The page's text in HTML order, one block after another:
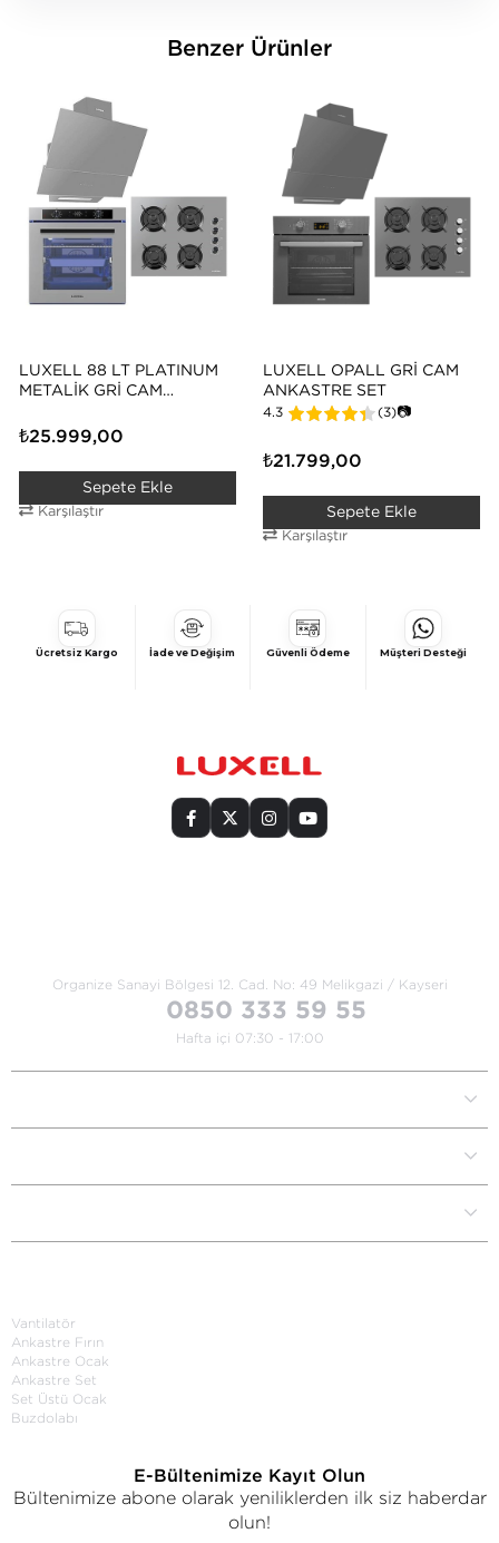
Benzer Ürünler
LUXELL 88 LT PLATINUM
METALIK GRI CAM
₺25.999,00
Sepete Ekle
Karşılaştır
LUXELL OPALL GRI CAM
ANKASTRE SET
4.3 (3)📷
₺21.799,00
Sepete Ekle
Karşılaştır
Ücretsiz Kargo İade ve Değişim Güvenli Ödeme Müşteri Desteği
Organize Sanayi Bölgesi 12. Cad. No: 49 Melikgazi / Kayseri
0850 333 59 55
Hafta içi 07:30 - 17:00
Vantilatör
Ankastre Fırın
Ankastre Ocak
Ankastre Set
Set Üstü Ocak
Buzdolabı
E-Bültenimize Kayıt Olun
Bültenimize abone olarak yeniliklerden ilk siz haberdar
olun!